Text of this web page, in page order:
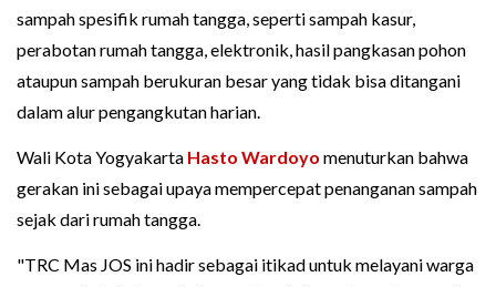
sampah spesifik rumah tangga, seperti sampah kasur,
perabotan rumah tangga, elektronik, hasil pangkasan pohon
ataupun sampah berukuran besar yang tidak bisa ditangani
dalam alur pengangkutan harian.
Wali Kota Yogyakarta Hasto Wardoyo menuturkan bahwa
gerakan ini sebagai upaya mempercepat penanganan sampah
sejak dari rumah tangga.
"TRC Mas JOS ini hadir sebagai itikad untuk melayani warga